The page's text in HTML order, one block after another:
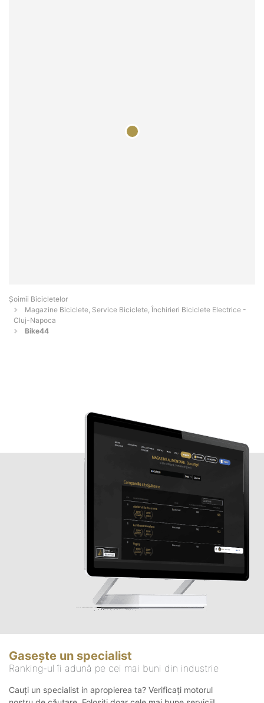
Șoimii Bicicletelor
Magazine Biciclete, Service Biciclete, Închirieri Biciclete Electrice -
Cluj-Napoca
Bike44
Gasește un specialist
Ranking-ul îi adună pe cei mai buni din industrie
Cauți un specialist in apropierea ta? Verificați motorul